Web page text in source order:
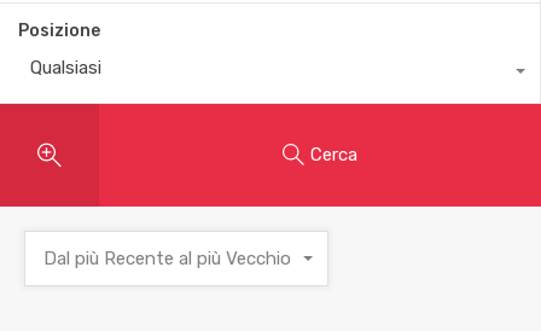
Posizione
Qualsiasi
Cerca
Dal più Recente al più Vecchio